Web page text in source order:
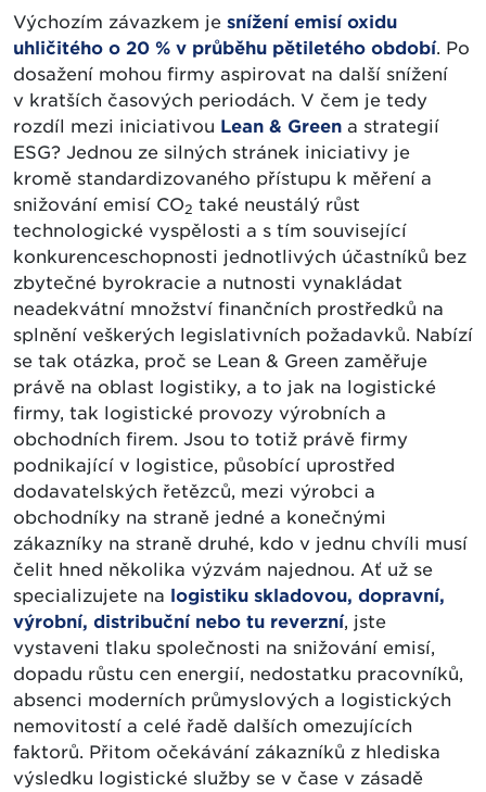
Výchozím závazkem je snížení emisí oxidu
uhličitého o 20 % v průběhu pětiletého období. Po
dosažení mohou firmy aspirovat na další snížení
v kratších časových periodách. V čem je tedy
rozdíl mezi iniciativou Lean & Green a strategií
ESG? Jednou ze silných stránek iniciativy je
kromě standardizovaného přístupu k měření a
snižování emisí CO2 také neustálý růst
technologické vyspělosti a s tím související
konkurenceschopnosti jednotlivých účastníků bez
zbytečné byrokracie a nutnosti vynakládat
neadekvátní množství finančních prostředků na
splnění veškerých legislativních požadavků. Nabízí
se tak otázka, proč se Lean & Green zaměřuje
právě na oblast logistiky, a to jak na logistické
firmy, tak logistické provozy výrobních a
obchodních firem. Jsou to totiž právě firmy
podnikající v logistice, působící uprostřed
dodavatelských řetězců, mezi výrobci a
obchodníky na straně jedné a konečnými
zákazníky na straně druhé, kdo v jednu chvíli musí
čelit hned několika výzvám najednou. Ať už se
specializujete na logistiku skladovou, dopravní,
výrobní, distribuční nebo tu reverzní, jste
vystaveni tlaku společnosti na snižování emisí,
dopadu růstu cen energií, nedostatku pracovníků,
absenci moderních průmyslových a logistických
nemovitostí a celé řadě dalších omezujících
faktorů. Přitom očekávání zákazníků z hlediska
výsledku logistické služby se v čase v zásadě